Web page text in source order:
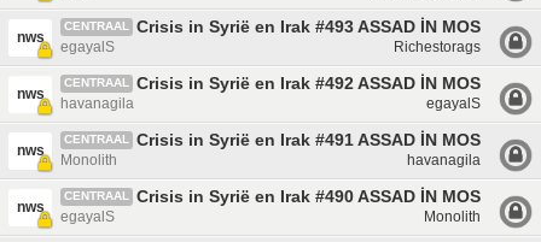
nws
CENTRAAL Crisis in Syrië en Irak #493 ASSAD İN MOSKOU
egayalS Richestorags
nws
CENTRAAL Crisis in Syrië en Irak #492 ASSAD İN MOSKOU
havanagila egayalS
nws
CENTRAAL Crisis in Syrië en Irak #491 ASSAD İN MOSKOU
Monolith havanagila
nws
CENTRAAL Crisis in Syrië en Irak #490 ASSAD İN MOSKOU
egayalS Monolith